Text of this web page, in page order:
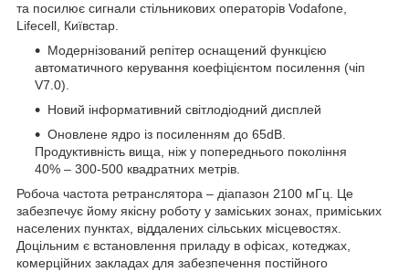
та посилює сигнали стільникових операторів Vodafone,
Lifecell, Київстар.
Модернізований репітер оснащений функцією
автоматичного керування коефіцієнтом посилення (чіп
V7.0).
Новий інформативний світлодіодний дисплей
Оновлене ядро із посиленням до 65dB.
Продуктивність вища, ніж у попереднього покоління
40% – 300-500 квадратних метрів.
Робоча частота ретранслятора – діапазон 2100 мГц. Це
забезпечує йому якісну роботу у заміських зонах, приміських
населених пунктах, віддалених сільських місцевостях.
Доцільним є встановлення приладу в офісах, котеджах,
комерційних закладах для забезпечення постійного